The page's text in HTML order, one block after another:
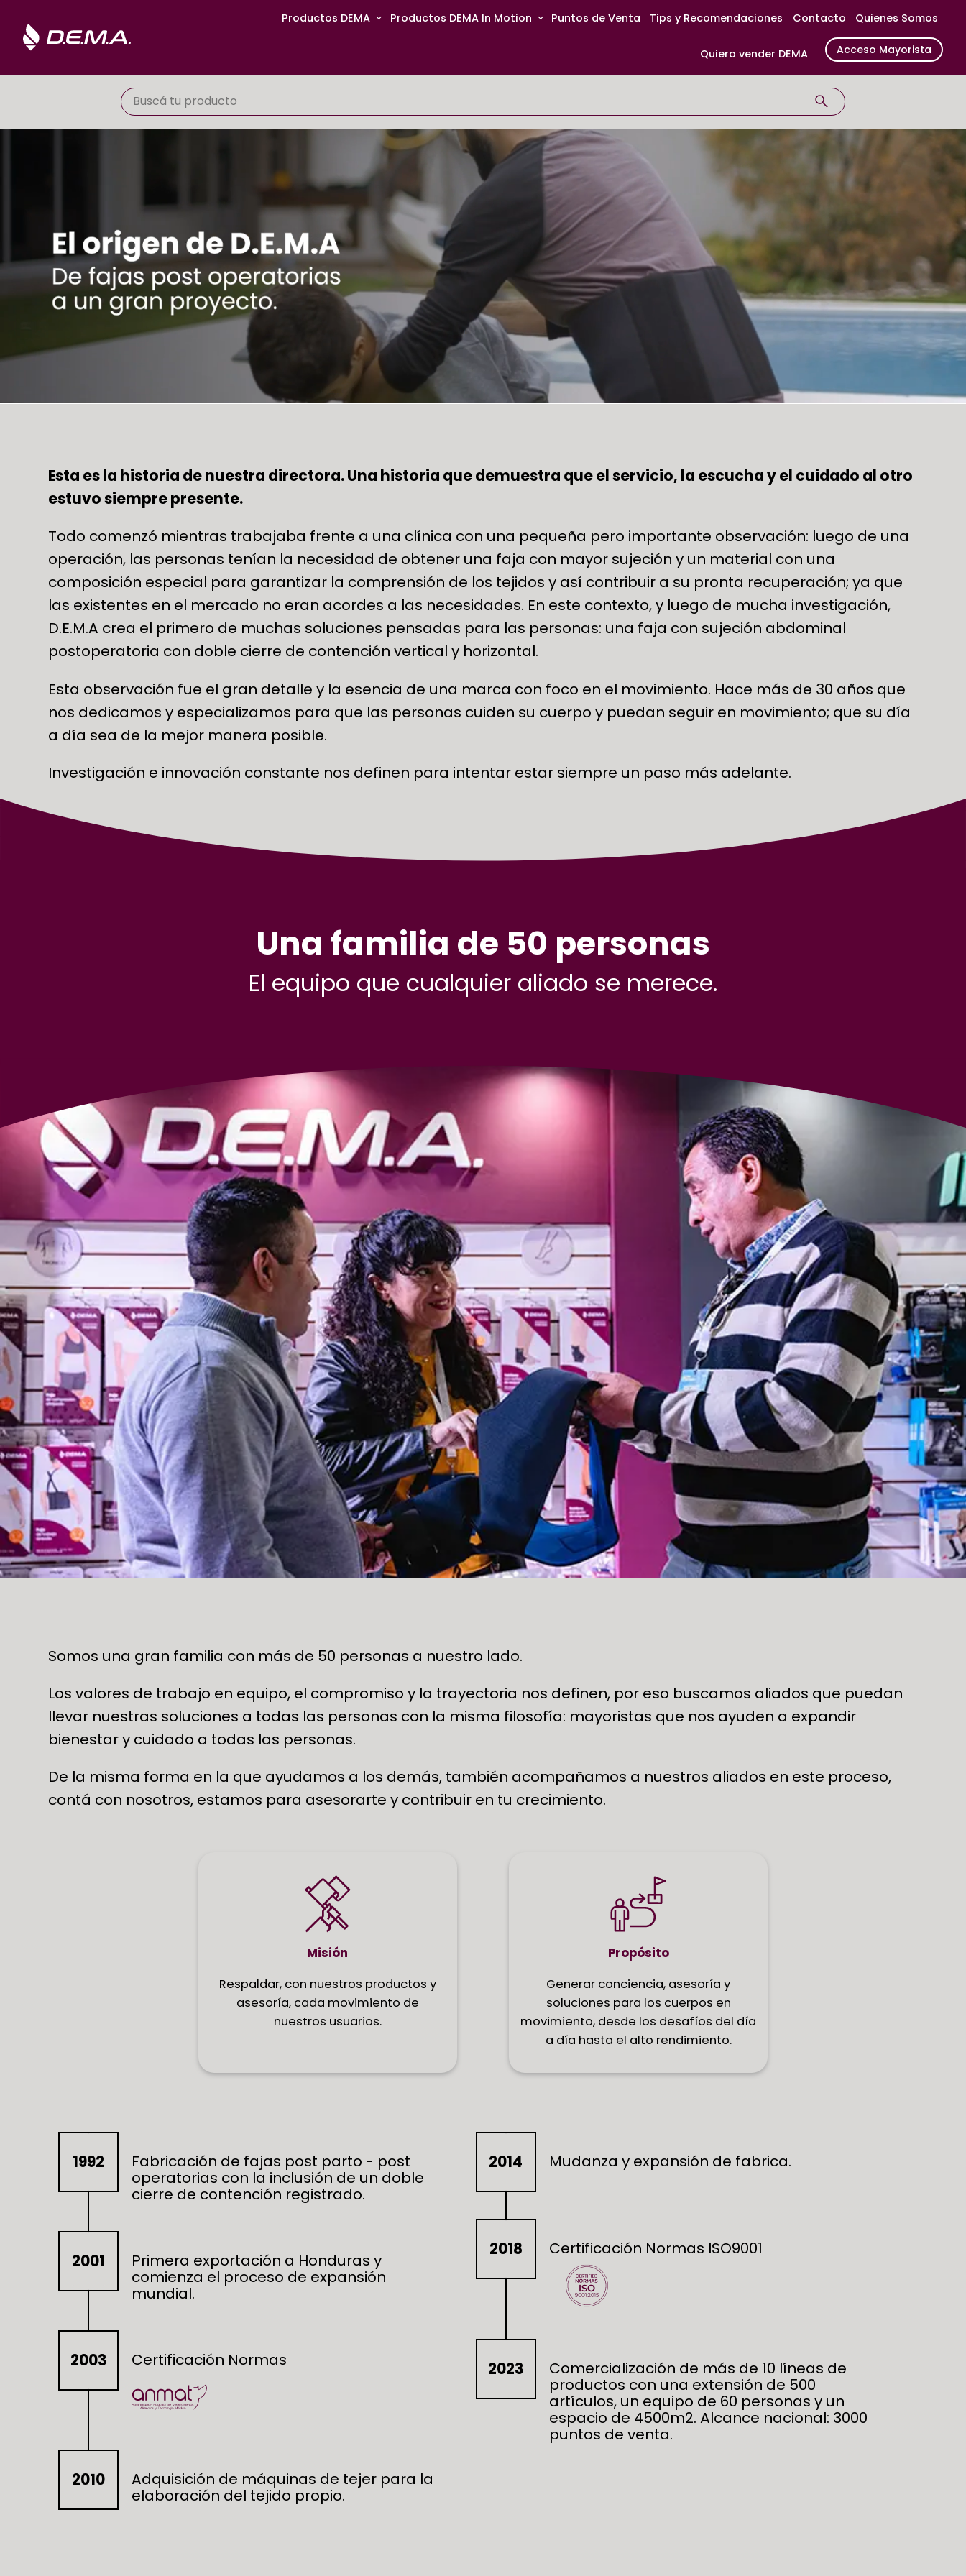
Productos DEMA Productos DEMA In Motion Puntos de Venta Tips y Recomendaciones Contacto Quienes Somos
Quiero vender DEMA Acceso Mayorista
Esta es la historia de nuestra directora. Una historia que demuestra que el servicio, la escucha y el cuidado al otro
estuvo siempre presente.
Todo comenzó mientras trabajaba frente a una clínica con una pequeña pero importante observación: luego de una
operación, las personas tenían la necesidad de obtener una faja con mayor sujeción y un material con una
composición especial para garantizar la comprensión de los tejidos y así contribuir a su pronta recuperación; ya que
las existentes en el mercado no eran acordes a las necesidades. En este contexto, y luego de mucha investigación,
D.E.M.A crea el primero de muchas soluciones pensadas para las personas: una faja con sujeción abdominal
postoperatoria con doble cierre de contención vertical y horizontal.
Esta observación fue el gran detalle y la esencia de una marca con foco en el movimiento. Hace más de 30 años que
nos dedicamos y especializamos para que las personas cuiden su cuerpo y puedan seguir en movimiento; que su día
a día sea de la mejor manera posible.
Investigación e innovación constante nos definen para intentar estar siempre un paso más adelante.
Una familia de 50 personas
El equipo que cualquier aliado se merece.
Somos una gran familia con más de 50 personas a nuestro lado.
Los valores de trabajo en equipo, el compromiso y la trayectoria nos definen, por eso buscamos aliados que puedan
llevar nuestras soluciones a todas las personas con la misma filosofía: mayoristas que nos ayuden a expandir
bienestar y cuidado a todas las personas.
De la misma forma en la que ayudamos a los demás, también acompañamos a nuestros aliados en este proceso,
contá con nosotros, estamos para asesorarte y contribuir en tu crecimiento.
Misión
Respaldar, con nuestros productos y
asesoría, cada movimiento de
nuestros usuarios.
Propósito
Generar conciencia, asesoría y
soluciones para los cuerpos en
movimiento, desde los desafíos del día
a día hasta el alto rendimiento.
1992
Fabricación de fajas post parto - post
operatorias con la inclusión de un doble
cierre de contención registrado.
2001
Primera exportación a Honduras y
comienza el proceso de expansión
mundial.
2003 Certificación Normas
2010
Adquisición de máquinas de tejer para la
elaboración del tejido propio.
2014 Mudanza y expansión de fabrica.
2018 Certificación Normas ISO9001
2023
Comercialización de más de 10 líneas de
productos con una extensión de 500
artículos, un equipo de 60 personas y un
espacio de 4500m2. Alcance nacional: 3000
puntos de venta.